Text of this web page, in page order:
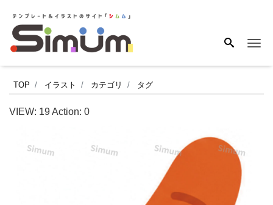
シ
ン
TOP イラスト カテゴリ タグ
VIEW: 19Action: 0